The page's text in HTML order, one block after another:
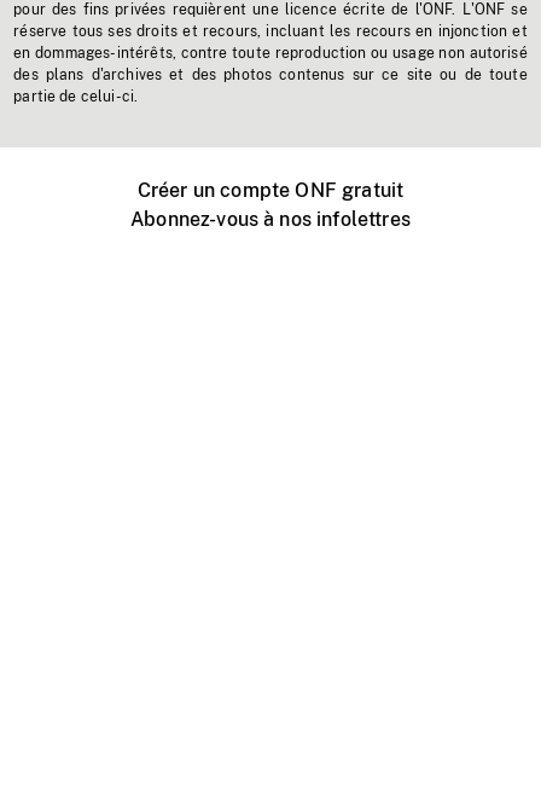
pour des fins privées requièrent une licence écrite de l'ONF. L'ONF se
réserve tous ses droits et recours, incluant les recours en injonction et
en dommages-intérêts, contre toute reproduction ou usage non autorisé
des plans d'archives et des photos contenus sur ce site ou de toute
partie de celui-ci.
Créer un compte ONF gratuit
Abonnez-vous à nos infolettres